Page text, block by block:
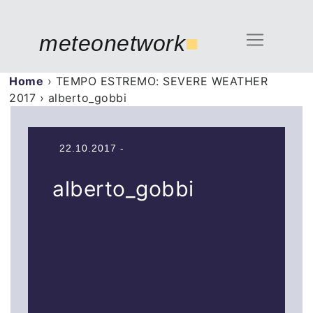
meteonetwork■
Home › TEMPO ESTREMO: SEVERE WEATHER
2017 › alberto_gobbi
22.10.2017 -
alberto_gobbi